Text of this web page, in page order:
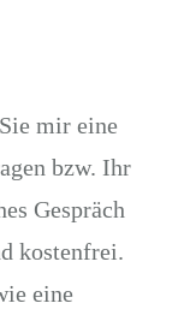
mir eine
bzw. Ihr
Gespräch
kostenfrei.
eine